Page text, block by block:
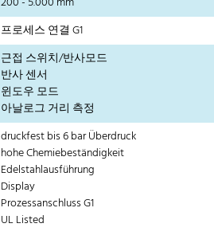
프로세스 연결 G1
근접 스위치/반사모드
반사 센서
윈도우 모드
아날로그 거리 측정
druckfest bis 6 bar Überdruck
hohe Chemiebeständigkeit
Edelstahlausführung
Display
Prozessanschluss G1
UL Listed